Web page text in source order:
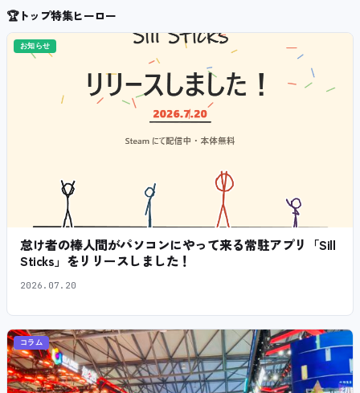
🏆トップ特集ヒーロー
お知らせ
怠け者の棒人間がパソコンにやって来る常駐アプリ「Sill
Sticks」をリリースしました！
2026.07.20
コラム